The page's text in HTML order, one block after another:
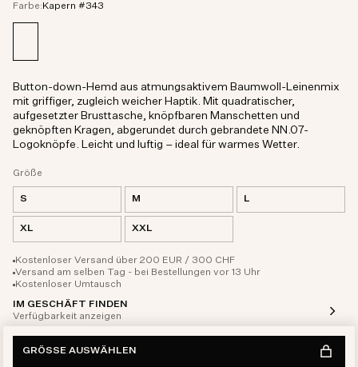
Farbe: Kapern #343
Größe
S M L
XL XXL
Kostenloser Versand über 200 EUR / 300 CHF
Versand am selben Tag - bei Bestellungen vor 13 Uhr
Kostenloser Umtausch
IM GESCHÄFT FINDEN
Verfügbarkeit anzeigen
Button-down-Hemd aus atmungsaktivem Baumwoll-Leinenmix
mit griffiger, zugleich weicher Haptik. Mit quadratischer,
aufgesetzter Brusttasche, knöpfbaren Manschetten und
geknöpften Kragen, abgerundet durch gebrandete NN.07-
Logoknöpfe. Leicht und luftig – ideal für warmes Wetter.
GRÖSSE AUSWÄHLEN